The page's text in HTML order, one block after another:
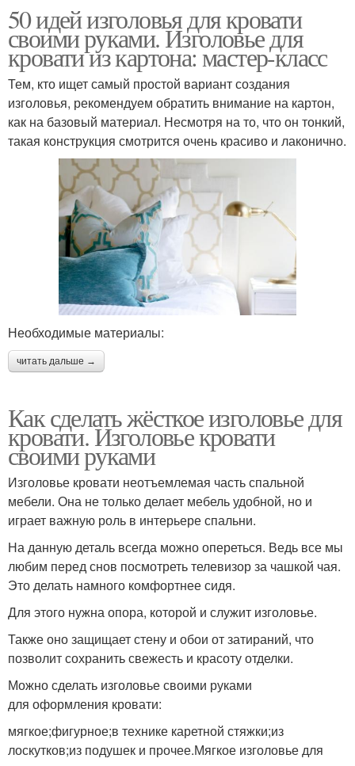
50 идей изголовья для кровати
своими руками. Изголовье для
кровати из картона: мастер-класс
Тем, кто ищет самый простой вариант создания
изголовья, рекомендуем обратить внимание на картон,
как на базовый материал. Несмотря на то, что он тонкий,
такая конструкция смотрится очень красиво и лаконично.
Необходимые материалы:
читать дальше →
Как сделать жёсткое изголовье для
кровати. Изголовье кровати
своими руками
Изголовье кровати неотъемлемая часть спальной
мебели. Она не только делает мебель удобной, но и
играет важную роль в интерьере спальни.
На данную деталь всегда можно опереться. Ведь все мы
любим перед снов посмотреть телевизор за чашкой чая.
Это делать намного комфортнее сидя.
Для этого нужна опора, которой и служит изголовье.
Также оно защищает стену и обои от затираний, что
позволит сохранить свежесть и красоту отделки.
Можно сделать изголовье своими руками
для оформления кровати:
мягкое;фигурное;в технике каретной стяжки;из
лоскутков;из подушек и прочее.Мягкое изголовье для